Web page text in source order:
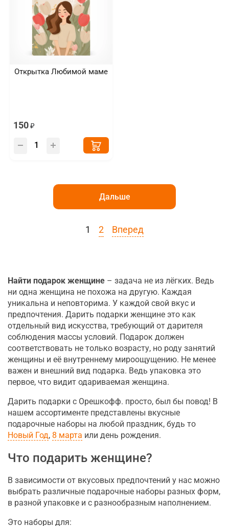
Открытка Любимой маме
150
Дальше
1 2 Вперед
Найти подарок женщине – задача не из лёгких. Ведь
ни одна женщина не похожа на другую. Каждая
уникальна и неповторима. У каждой свой вкус и
предпочтения. Дарить подарки женщине это как
отдельный вид искусства, требующий от дарителя
соблюдения массы условий. Подарок должен
соответствовать не только возрасту, но роду занятий
женщины и её внутреннему мироощущению. Не менее
важен и внешний вид подарка. Ведь упаковка это
первое, что видит одариваемая женщина.
Дарить подарки с Орешкофф. просто, был бы повод! В
нашем ассортименте представлены вкусные
подарочные наборы на любой праздник, будь то
Новый Год, 8 марта или день рождения.
Что подарить женщине?
В зависимости от вкусовых предпочтений у нас можно
выбрать различные подарочные наборы разных форм,
в разной упаковке и с разнообразным наполнением.
Это наборы для: